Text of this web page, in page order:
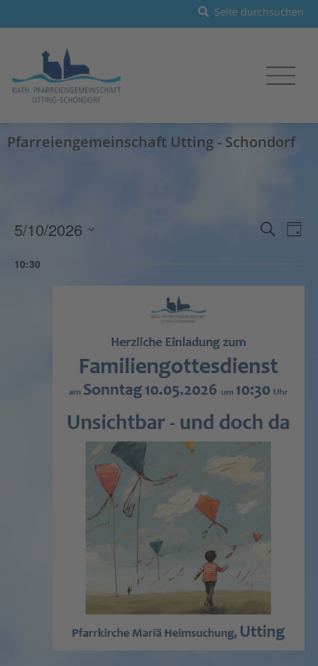
Pfarreiengemeinschaft Utting - Schondorf
SucheTag
5/10/2026
wählen.
10:30